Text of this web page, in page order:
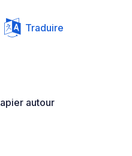
Traduire
autour